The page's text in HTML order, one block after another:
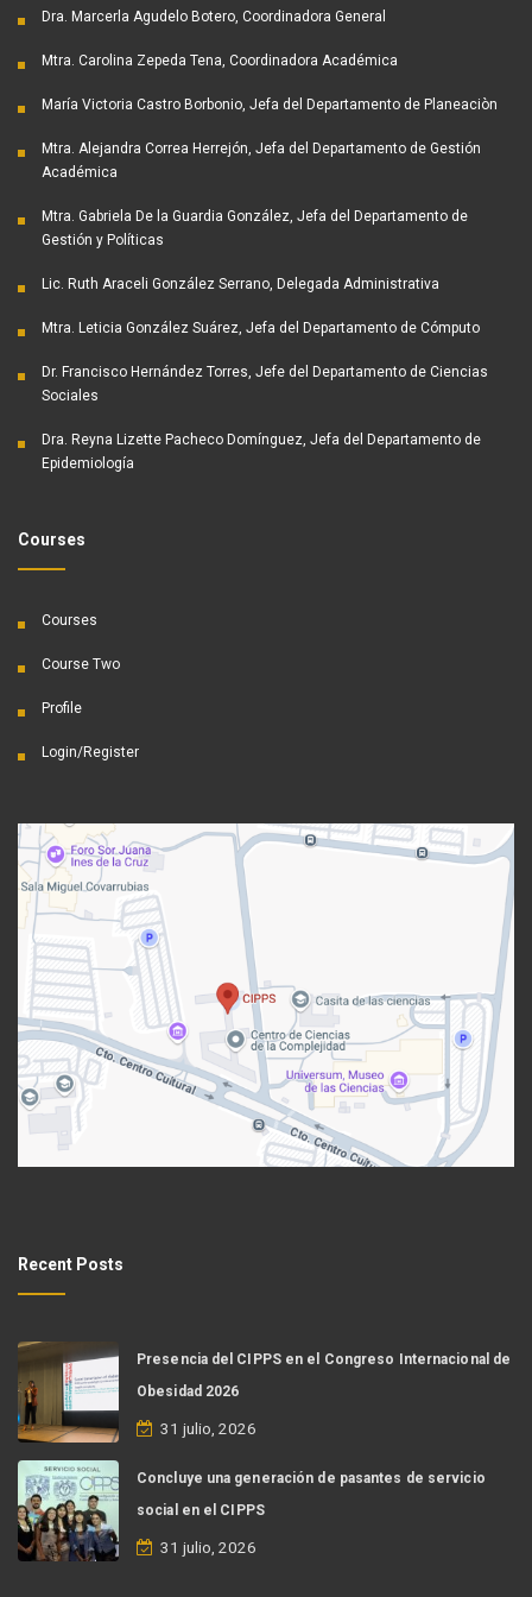
Dra. Marcerla Agudelo Botero, Coordinadora General
Mtra. Carolina Zepeda Tena, Coordinadora Académica
María Victoria Castro Borbonio, Jefa del Departamento de Planeaciòn
Mtra. Alejandra Correa Herrejón, Jefa del Departamento de Gestión
Académica
Mtra. Gabriela De la Guardia González, Jefa del Departamento de
Gestión y Políticas
Lic. Ruth Araceli González Serrano, Delegada Administrativa
Mtra. Leticia González Suárez, Jefa del Departamento de Cómputo
Dr. Francisco Hernández Torres, Jefe del Departamento de Ciencias
Sociales
Dra. Reyna Lizette Pacheco Domínguez, Jefa del Departamento de
Epidemiología
Courses
Courses
Course Two
Profile
Login/Register
Recent Posts
Presencia del CIPPS en el Congreso Internacional de
Obesidad 2026
31 julio, 2026
Concluye una generación de pasantes de servicio
social en el CIPPS
31 julio, 2026